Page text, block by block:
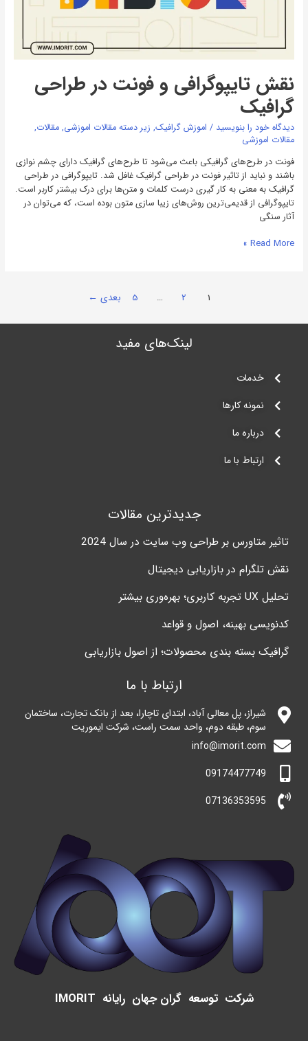
نقش تایپوگرافی و فونت در طراحی
گرافیک
دیدگاه‌ خود را بنویسید / اموزش گرافیک, زیر دسته مقالات اموزشی, مقالات,
مقالات اموزشی
فونت در طرح‌های گرافیکی باعث می‌شود تا طرح‌های گرافیک دارای چشم نوازی
باشند و نباید از تاثیر فونت در طراحی گرافیک غافل شد. تایپوگرافی در طراحی
گرافیک به معنی به کار گیری درست کلمات و متن‌ها برای درک بیشتر کاربر است.
تایپوگرافی از قدیمی‌ترین روش‌های زیبا سازی متون بوده است، که می‌توان در
آثار سنگی
Read More »
1
2
…
5 بعدی ←
لینک‌های مفید‌
خدمات
نمونه کارها
درباره ما
ارتباط با ما
جدیدترین مقالات
تاثیر متاورس بر طراحی وب سایت در سال 2024
نقش تلگرام در بازاریابی دیجیتال
تحلیل UX تجربه کاربری؛ بهره‌وری بیشتر
کدنویسی بهینه، اصول و قواعد
گرافیک بسته بندی محصولات؛ از اصول بازاریابی
ارتباط با ما
شیراز، پل معالی آباد، ابتدای تاچارا، بعد از بانک تجارت، ساختمان
سوم، طبقه دوم، واحد سمت راست، شرکت ایموریت
info@imorit.com
09174477749
07136353595
شرکت توسعه گران جهان رایانه IMORIT